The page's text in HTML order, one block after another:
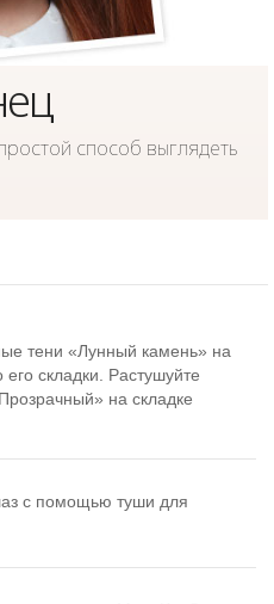
способ выглядеть
тени «Лунный камень» на
его складки. Растушуйте
на складке
с помощью туши для